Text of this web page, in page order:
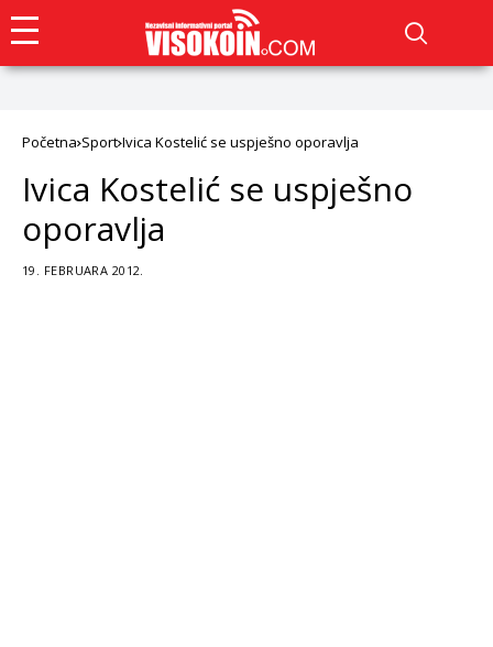
Početna Sport Ivica Kostelić se uspješno oporavlja
Ivica Kostelić se uspješno
oporavlja
19. FEBRUARA 2012.